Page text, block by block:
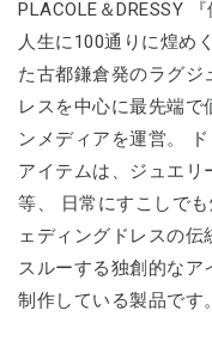
PLACOLE＆DRESSY
人生に100通りに煌め
た古都鎌倉発のラグジ
レスを中心に最先端で
ンメディアを運営。
アイテムは、ジュエリ
等、 日常にすこしで
ェディングドレスの
スルーする独創的なア
制作している製品です。